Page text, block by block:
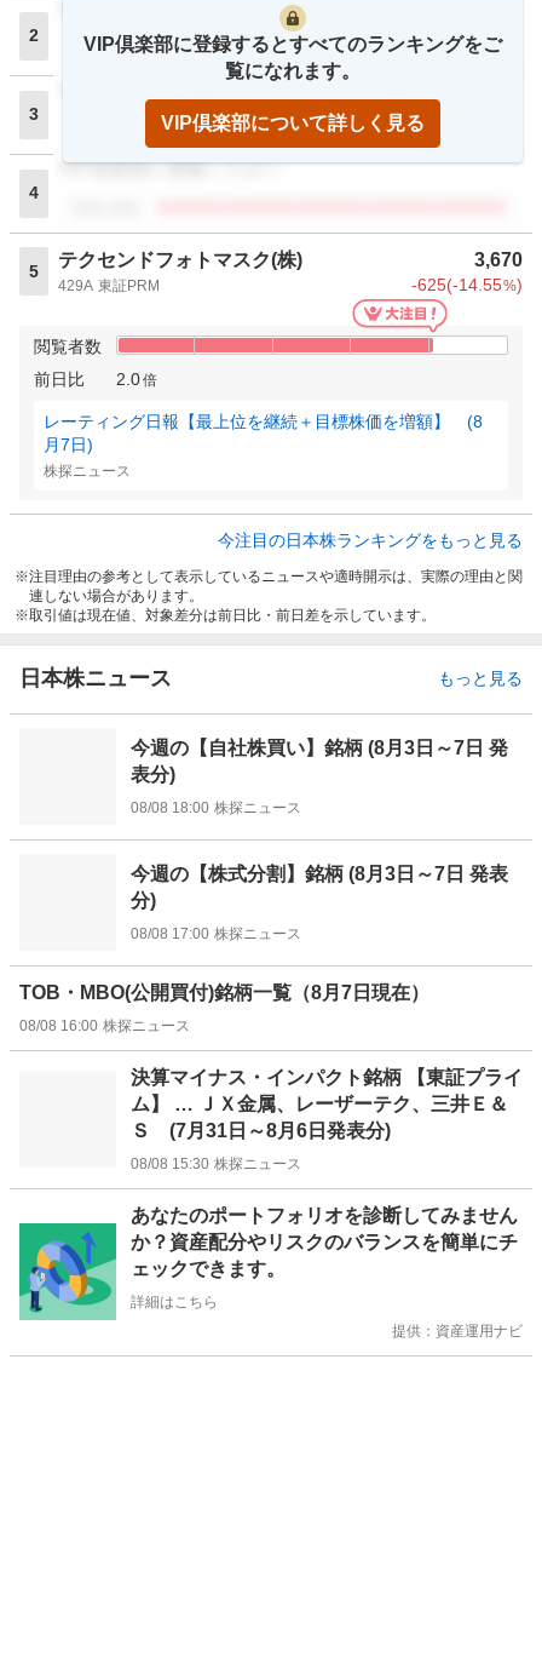
2
VIP倶楽部に登録ください
閲覧者数
3
4
VIP倶楽部に登録ください
5
テクセンドフォトマスク(株) 3,670
429A 東証PRM -625(-14.55%)
閲覧者数
前日比
2.0倍
レーティング日報【最上位を継続＋目標株価を増額】 (8
月7日)
株探ニュース
VIP倶楽部に登録するとすべてのランキングをご
覧になれます。
VIP倶楽部について詳しく見る
今注目の日本株ランキングをもっと見る
注目理由の参考として表示しているニュースや適時開示は、実際の理由と関
連しない場合があります。
取引値は現在値、対象差分は前日比・前日差を示しています。
日本株ニュース もっと見る
今週の【自社株買い】銘柄 (8月3日～7日 発
表分)
08/08 18:00 株探ニュース
今週の【株式分割】銘柄 (8月3日～7日 発表
分)
08/08 17:00 株探ニュース
TOB・MBO(公開買付)銘柄一覧（8月7日現在）
08/08 16:00 株探ニュース
決算マイナス・インパクト銘柄 【東証プライ
ム】 … ＪＸ金属、レーザーテク、三井Ｅ＆
Ｓ (7月31日～8月6日発表分)
08/08 15:30 株探ニュース
あなたのポートフォリオを診断してみません
か？資産配分やリスクのバランスを簡単にチ
ェックできます。
詳細はこちら
提供：資産運用ナビ